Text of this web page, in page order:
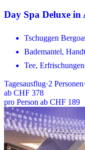
Day Spa Deluxe in
Tschuggen
Bademantel,
Tee,
Tagesausflug·2 Personen·
ab CHF 378
pro Person ab CHF 189